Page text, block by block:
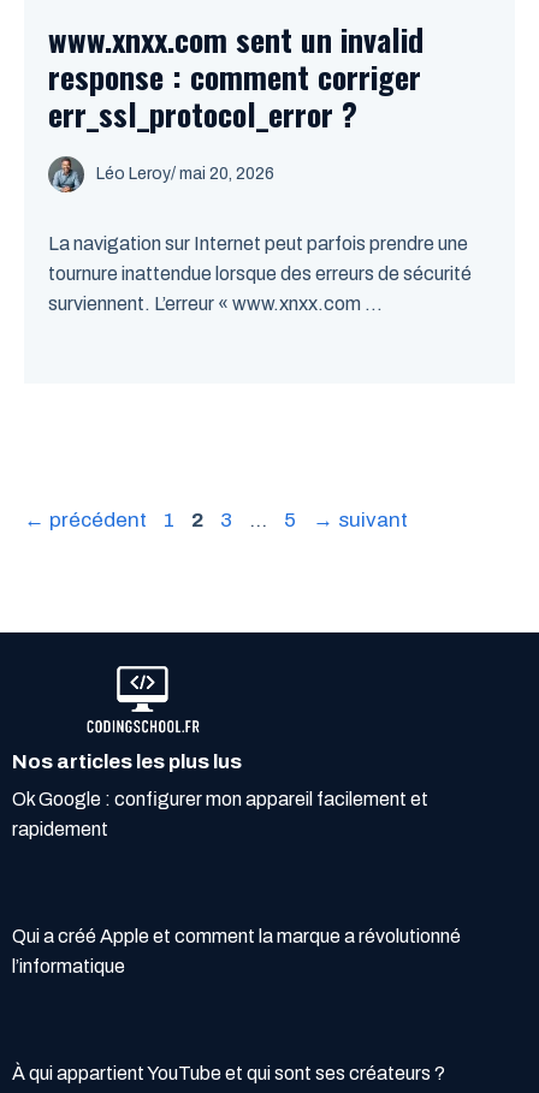
www.xnxx.com sent un invalid
response : comment corriger
err_ssl_protocol_error ?
Léo Leroy/ mai 20, 2026
La navigation sur Internet peut parfois prendre une
tournure inattendue lorsque des erreurs de sécurité
surviennent. L’erreur « www.xnxx.com ...
← précédent Page
1 Page
2 Page
3 … Page
5 → suivant
Nos articles les plus lus
Ok Google : configurer mon appareil facilement et
rapidement
Qui a créé Apple et comment la marque a révolutionné
l’informatique
À qui appartient YouTube et qui sont ses créateurs ?